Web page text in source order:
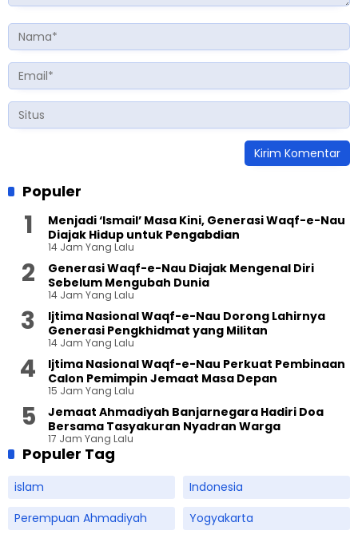
Populer
Menjadi ‘Ismail’ Masa Kini, Generasi Waqf-e-Nau
Diajak Hidup untuk Pengabdian
14 Jam Yang Lalu
Generasi Waqf-e-Nau Diajak Mengenal Diri
Sebelum Mengubah Dunia
14 Jam Yang Lalu
Ijtima Nasional Waqf-e-Nau Dorong Lahirnya
Generasi Pengkhidmat yang Militan
14 Jam Yang Lalu
Ijtima Nasional Waqf-e-Nau Perkuat Pembinaan
Calon Pemimpin Jemaat Masa Depan
15 Jam Yang Lalu
Jemaat Ahmadiyah Banjarnegara Hadiri Doa
Bersama Tasyakuran Nyadran Warga
17 Jam Yang Lalu
Populer Tag
islam
Indonesia
Perempuan Ahmadiyah
Yogyakarta